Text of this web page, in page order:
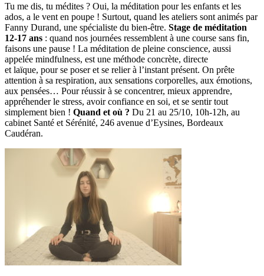
Tu me dis, tu médites ? Oui, la méditation pour les enfants et les
ados, a le vent en poupe ! Surtout, quand les ateliers sont animés par
Fanny Durand, une spécialiste du bien-être. Stage de méditation
12-17 ans : quand nos journées ressemblent à une course sans fin,
faisons une pause ! La méditation de pleine conscience, aussi
appelée mindfulness, est une méthode concrète, directe
et laïque, pour se poser et se relier à l’instant présent. On prête
attention à sa respiration, aux sensations corporelles, aux émotions,
aux pensées… Pour réussir à se concentrer, mieux apprendre,
appréhender le stress, avoir confiance en soi, et se sentir tout
simplement bien ! Quand et où ? Du 21 au 25/10, 10h-12h, au
cabinet Santé et Sérénité, 246 avenue d’Eysines, Bordeaux
Caudéran.